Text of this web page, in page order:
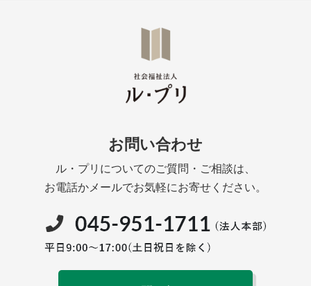
お問い合わせ
ル・プリについてのご質問・ご相談は、
お電話かメールでお気軽にお寄せください。